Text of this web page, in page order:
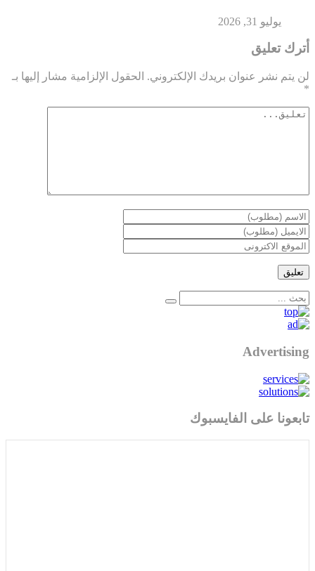
يوليو 31, 2026
أترك تعليق
لن يتم نشر عنوان بريدك الإلكتروني. الحقول الإلزامية مشار إليها بـ
*
Advertising
تابعونا على الفايسبوك